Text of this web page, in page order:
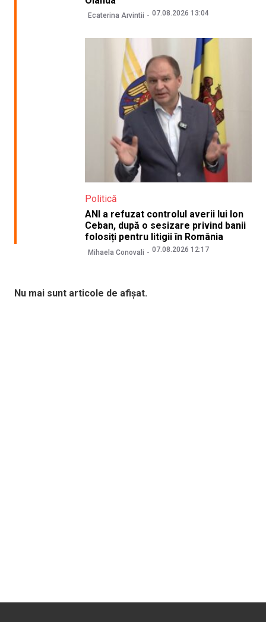
Ecaterina Arvintii 07.08.2026 13:04
Politică
ANI a refuzat controlul averii lui Ion
Ceban, după o sesizare privind banii
folosiți pentru litigii în România
Mihaela Conovali 07.08.2026 12:17
Nu mai sunt articole de afișat.